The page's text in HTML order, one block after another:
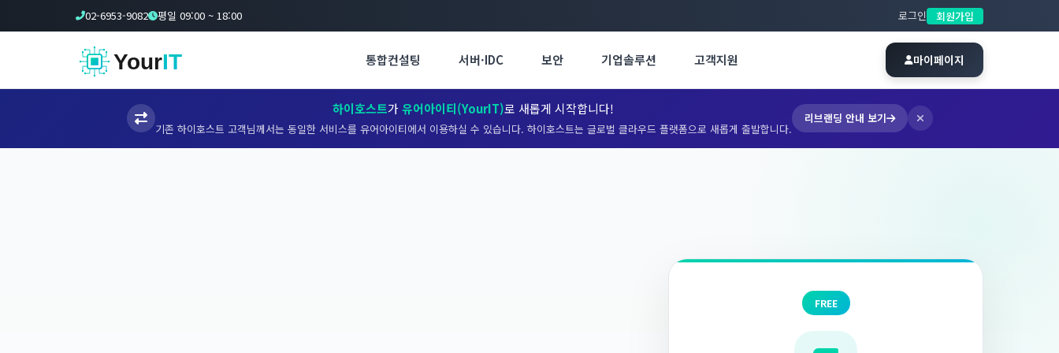
하이호스트가유어아이티(YourIT)로 새롭게 시작합니다!
기존 하이호스트 고객님께서는 동일한 서비스를 유어아이티에서 이용하실 수 있습니다. 하이호스트는 글로벌 클라우드 플랫폼으로 새롭게 출발합니다.
리브랜딩 안내 보기
02-6953-9082 평일 09:00 ~ 18:00 로그인 회원가입
YourIT 통합컨설팅 서버·IDC 보안 기업솔루션 고객지원 마이페이지
FREE